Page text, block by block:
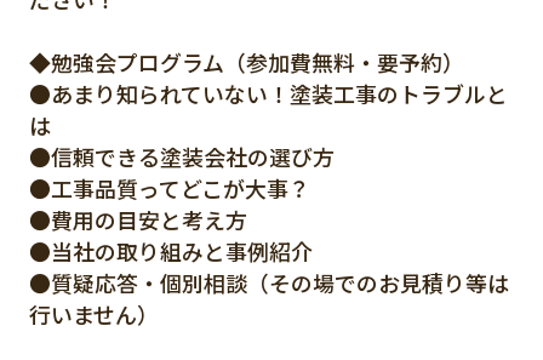
◆勉強会プログラム（参加費無料・要予約）
●あまり知られていない！塗装工事のトラブルと
は
●信頼できる塗装会社の選び方
●工事品質ってどこが大事？
●費用の目安と考え方
●当社の取り組みと事例紹介
●質疑応答・個別相談（その場でのお見積り等は
行いません）